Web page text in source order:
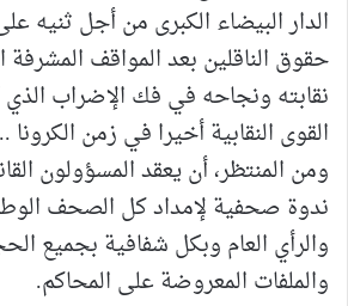
الدار البيضاء الكبرى من أجل ثنيه
حقوق الناقلين بعد المواقف المشرفة
نقابته ونجاحه في فك الإضراب
القوى النقابية أخيرا في زمن الكرونا ..
ومن المنتظر، أن يعقد المسؤولون
ندوة صحفية لإمداد كل الصحف
والرأي العام وبكل شفافية بجميع
والملفات المعروضة على المحاكم.